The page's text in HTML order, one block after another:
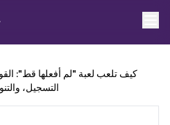
كيف تلعب لعبة "لم أفعلها قط":
التسجيل،